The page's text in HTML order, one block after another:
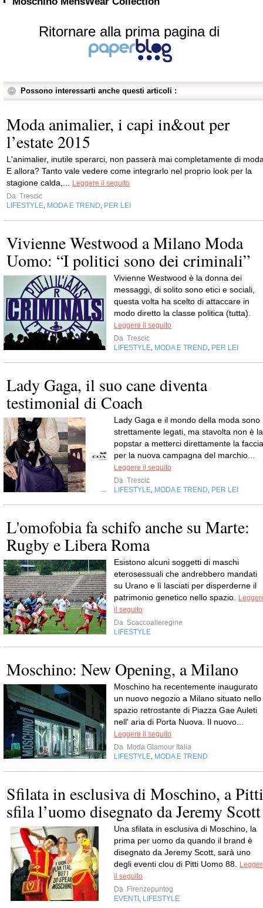
Ritornare alla prima pagina di
Possono interessarti anche questi articoli :
Moda animalier, i capi in&out per
l’estate 2015
L'animalier, inutile sperarci, non passerà mai completamente di
E allora? Tanto vale vedere come integrarlo nel proprio look per la
stagione calda,...
Leggere il seguito
Da Trescic
LIFESTYLE MODA E TREND PER LEI
Vivienne Westwood a Milano Moda
Uomo: “I politici sono dei criminali”
Vivienne Westwood è la donna dei
messaggi, di solito sono etici e sociali,
questa volta ha scelto di attaccare in
modo diretto la classe politica (tutta).
Leggere il seguito
Da Trescic
LIFESTYLE MODA E TREND PER LEI
Lady Gaga, il suo cane diventa
testimonial di Coach
Lady Gaga e il mondo della moda sono
strettamente legati, ma stavolta non è la
popstar a metterci direttamente la
per la nuova campagna del marchio...
Leggere il seguito
Da Trescic
LIFESTYLE MODA E TREND PER LEI
L'omofobia fa schifo anche su Marte:
Rugby e Libera Roma
Esistono alcuni soggetti di maschi
eterosessuali che andrebbero mandati
su Urano e lì lasciati per disperderne il
patrimonio genetico nello spazio.
il seguito
Da Scaccoalleregine
LIFESTYLE
Moschino: New Opening, a Milano
Moschino ha recentemente inaugurato
un nuovo negozio a Milano situato nello
spazio retrostante di Piazza Gae Auleti
nell' aria di Porta Nuova. Il nuovo...
Leggere il seguito
Da Moda Glamour Italia
LIFESTYLE MODA E TREND
Sfilata in esclusiva di Moschino, a Pitti
sfila l’uomo disegnato da Jeremy Scott
Una sfilata in esclusiva di Moschino, la
prima per uomo da quando il brand è
disegnato da Jeremy Scott, sarà uno
degli eventi clou di Pitti Uomo 88.
il seguito
Da Firenzepuntog
EVENTI
LIFESTYLE